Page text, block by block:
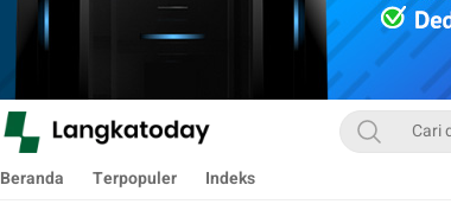
Langkatoday.com
Suara Lokal, Informasi Global
Beranda Terpopuler Indeks